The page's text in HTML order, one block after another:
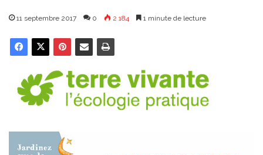
11 septembre 2017 0 2 184 1 minute de lecture